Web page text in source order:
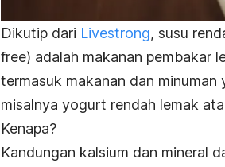
Dikutip dari Livestrong, susu
free) adalah makanan pembakar
termasuk makanan dan
misalnya yogurt rendah lemak
Kenapa?
Kandungan kalsium dan mineral